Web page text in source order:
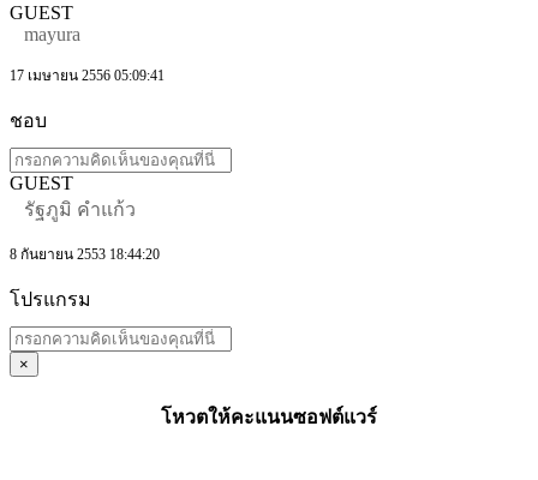
GUEST
mayura
17 เมษายน 2556 05:09:41
ชอบ
GUEST
รัฐภูมิ คำแก้ว
8 กันยายน 2553 18:44:20
โปรแกรม
×
โหวตให้คะแนนซอฟต์แวร์